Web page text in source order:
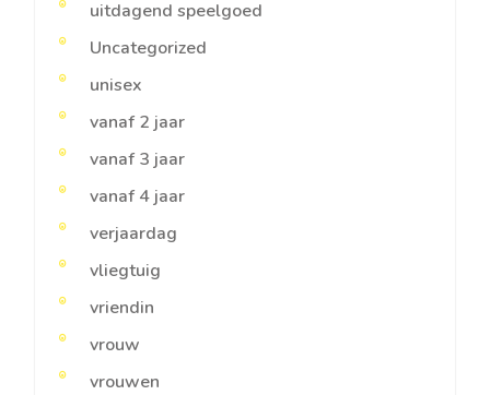
uitdagend speelgoed
Uncategorized
unisex
vanaf 2 jaar
vanaf 3 jaar
vanaf 4 jaar
verjaardag
vliegtuig
vriendin
vrouw
vrouwen